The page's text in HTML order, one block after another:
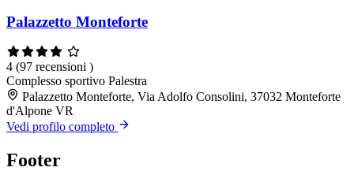
Palazzetto Monteforte
4 (97 recensioni )
Complesso sportivo Palestra
Palazzetto Monteforte, Via Adolfo Consolini, 37032 Monteforte
d'Alpone VR
Vedi profilo completo
Footer